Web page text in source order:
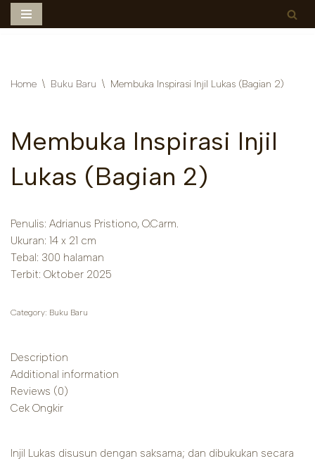
Home \ Buku Baru \ Membuka Inspirasi Injil Lukas (Bagian 2)
Membuka Inspirasi Injil
Lukas (Bagian 2)
Penulis: Adrianus Pristiono, O.Carm.
Ukuran: 14 x 21 cm
Tebal: 300 halaman
Terbit: Oktober 2025
Category: Buku Baru
Description
Additional information
Reviews (0)
Cek Ongkir
Injil Lukas disusun dengan saksama; dan dibukukan secara